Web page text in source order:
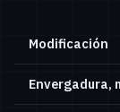
Modificación
Envergadura,